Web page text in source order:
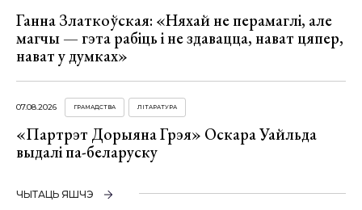
Ганна Златкоўская: «Няхай не перамаглі, але
магчы — гэта рабіць і не здавацца, нават цяпер,
нават у думках»
07.08.2026 ГРАМАДСТВА ЛІТАРАТУРА
«Партрэт Дорыяна Грэя» Оскара Уайльда
выдалі па-беларуску
ЧЫТАЦЬ ЯШЧЭ